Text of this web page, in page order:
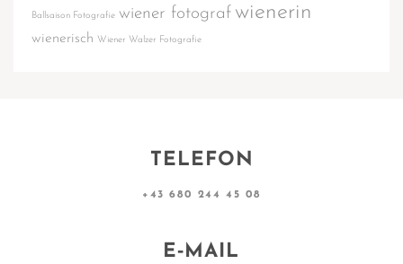
Ballsaison Fotografie wiener fotograf wienerin
wienerisch Wiener Walzer Fotografie
TELEFON
+43 680 244 45 08
E‑MAIL